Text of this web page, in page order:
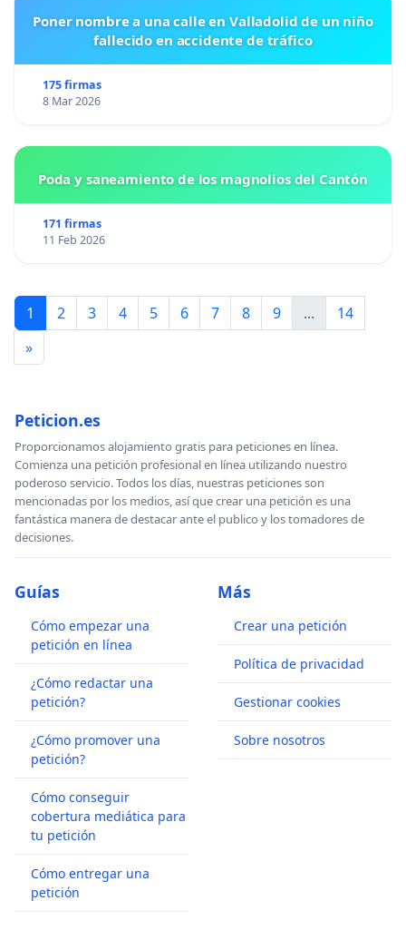
Poner nombre a una calle en Valladolid de un niño
fallecido en accidente de tráfico
175 firmas
8 Mar 2026
Poda y saneamiento de los magnolios del Cantón
171 firmas
11 Feb 2026
1 2 3 4 5 6 7 8 9 ...
14
»
Peticion.es
Proporcionamos alojamiento gratis para peticiones en línea.
Comienza una petición profesional en línea utilizando nuestro
poderoso servicio. Todos los días, nuestras peticiones son
mencionadas por los medios, así que crear una petición es una
fantástica manera de destacar ante el publico y los tomadores de
decisiones.
Guías
Cómo empezar una
petición en línea
¿Cómo redactar una
petición?
¿Cómo promover una
petición?
Cómo conseguir
cobertura mediática para
tu petición
Cómo entregar una
petición
Más
Crear una petición
Política de privacidad
Gestionar cookies
Sobre nosotros